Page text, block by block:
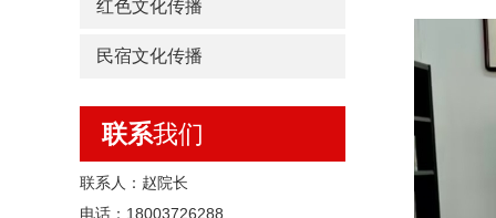
红色文化传播
民宿文化传播
联系我们
联系人：赵院长
电话：18003726288